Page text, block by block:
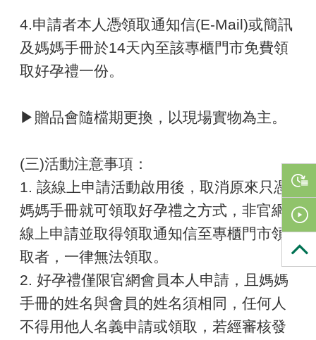
4.申請者本人憑領取通知信(E-Mail)或簡訊
及媽媽手冊於14天內至該專櫃門市免費領
取好孕禮一份。
▶贈品會隨檔期更換，以現場實物為主。
(三)活動注意事項：
1. 該線上申請活動啟用後，取消原來只憑
媽媽手冊就可領取好孕禮之方式，非官網
線上申請並取得領取通知信至專櫃門市領
取者，一律無法領取。
2. 好孕禮僅限官網會員本人申請，且媽媽
手冊的姓名與會員的姓名須相同，任何人
不得用他人名義申請或領取，若經審核發